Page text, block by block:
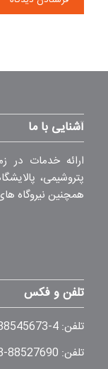
آشنایی با ما
ارائه خدمات در
پتروشیمی،
همچنین نیروگاه
تلفن و فکس
تلفن: 4-88545673
تلفن: 88527690-88526983